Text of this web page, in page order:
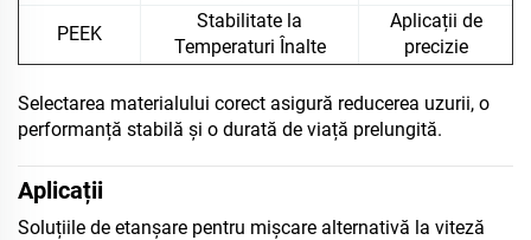
PEEK
Stabilitate la
Temperaturi Înalte
Aplicații de
precizie
Selectarea materialului corect asigură reducerea uzurii, o
performanță stabilă și o durată de viață prelungită.
Aplicații
Soluțiile de etanșare pentru mișcare alternativă la viteză